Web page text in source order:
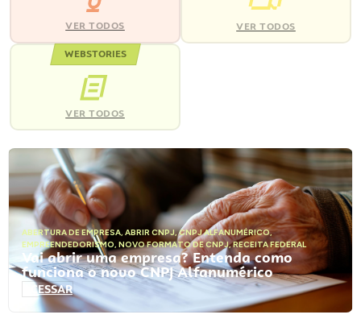
VER TODOS VER TODOS
WEBSTORIES
VER TODOS
ABERTURA DE EMPRESA, ABRIR CNPJ,CNPJ ALFANUMÉRICO,
EMPREENDEDORISMO, NOVO FORMATO DE CNPJ,RECEITA FEDERAL
Vai abrir uma empresa? Entenda como
funciona o novo CNPJ Alfanumérico
ACESSAR